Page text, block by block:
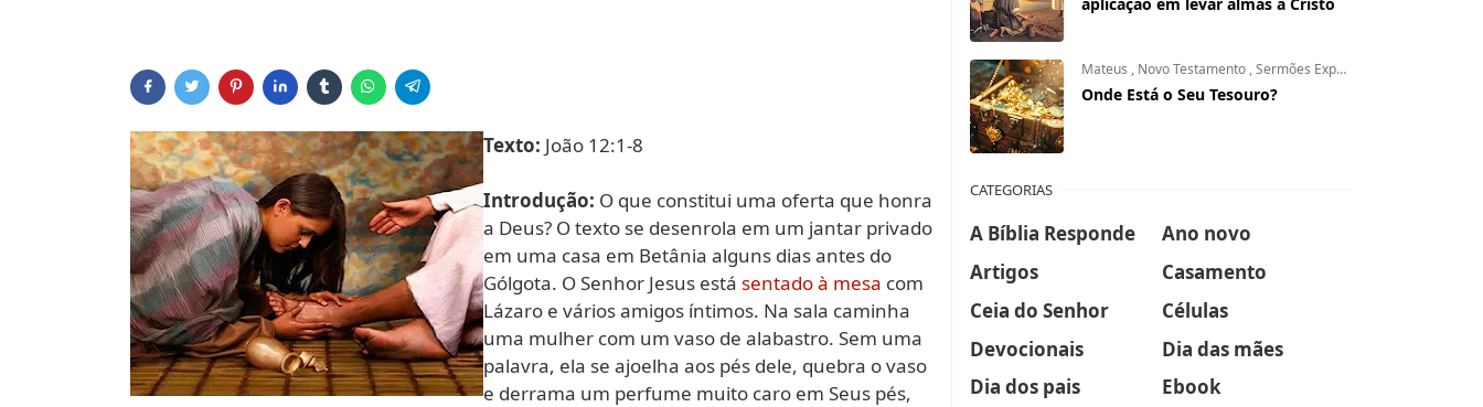
Texto: João 12:1-8
Introdução: O que constitui uma oferta que honra
a Deus? O texto se desenrola em um jantar privado
em uma casa em Betânia alguns dias antes do
Gólgota. O Senhor Jesus está sentado à mesa com
Lázaro e vários amigos íntimos. Na sala caminha
uma mulher com um vaso de alabastro. Sem uma
palavra, ela se ajoelha aos pés dele, quebra o vaso
e derrama um perfume muito caro em Seus pés,
Mateus , Novo Testamento ,Sermões Expositivos
Onde Está o Seu Tesouro?
CATEGORIAS
A Bíblia Responde
Ano novo
Artigos
Casamento
Ceia do Senhor
Células
Devocionais
Dia das mães
Dia dos pais
Ebook